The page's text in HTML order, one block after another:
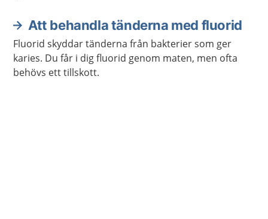
Att behandla tänderna med fluorid
Fluorid skyddar tänderna från bakterier som ger
karies. Du får i dig fluorid genom maten, men ofta
behövs ett tillskott.